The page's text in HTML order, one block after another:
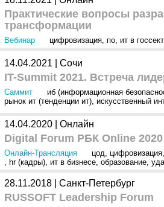
Практические вопросы
трансформации
Вебинар цифровизация, по, ит в
14.04.2021 | Сочи
IT-Summit 2021. Встреча
Саммит
иб (информационная
рынок ит (тенденции ит), искусственный
14.04.2020 | Онлайн
Digital Forum РБК Online 2020
Онлайн-Трансляция цод, цифровизация
, hr (кадры), ит в бизнесе, образование,
28.11.2018 | Санкт-Петербург
RUSSOFT Leadership Forum